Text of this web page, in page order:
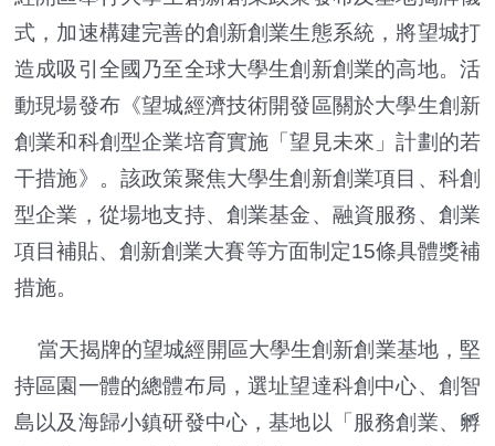
式，加速構建完善的創新創業生態系統，將望城打
造成吸引全國乃至全球大學生創新創業的高地。活
動現場發布《望城經濟技術開發區關於大學生創新
創業和科創型企業培育實施「望見未來」計劃的若
干措施》。該政策聚焦大學生創新創業項目、科創
型企業，從場地支持、創業基金、融資服務、創業
項目補貼、創新創業大賽等方面制定15條具體獎補
措施。
當天揭牌的望城經開區大學生創新創業基地，堅
持區園一體的總體布局，選址望達科創中心、創智
島以及海歸小鎮研發中心，基地以「服務創業、孵